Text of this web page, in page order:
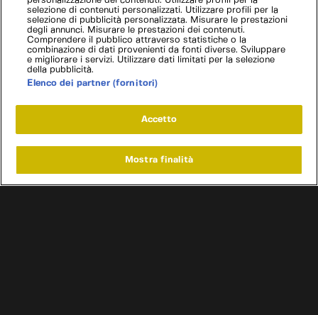
selezione di contenuti personalizzati. Utilizzare profili per la
selezione di pubblicità personalizzata. Misurare le prestazioni
degli annunci. Misurare le prestazioni dei contenuti.
Comprendere il pubblico attraverso statistiche o la
combinazione di dati provenienti da fonti diverse. Sviluppare
e migliorare i servizi. Utilizzare dati limitati per la selezione
della pubblicità.
Elenco dei partner (fornitori)
Accetto
Mostra finalità